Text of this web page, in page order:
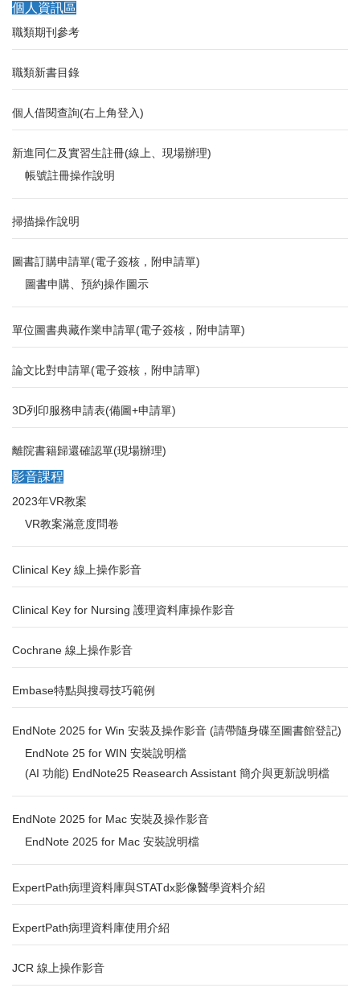
個人資訊區
職類期刊參考
職類新書目錄
個人借閱查詢(右上角登入)
新進同仁及實習生註冊(線上、現場辦理)
帳號註冊操作說明
掃描操作說明
圖書訂購申請單(電子簽核，附申請單)
圖書申購、預約操作圖示
單位圖書典藏作業申請單(電子簽核，附申請單)
論文比對申請單(電子簽核，附申請單)
3D列印服務申請表(備圖+申請單)
離院書籍歸還確認單(現場辦理)
影音課程
2023年VR教案
VR教案滿意度問卷
Clinical Key 線上操作影音
Clinical Key for Nursing 護理資料庫操作影音
Cochrane 線上操作影音
Embase特點與搜尋技巧範例
EndNote 2025 for Win 安裝及操作影音 (請帶隨身碟至圖書館登記)
EndNote 25 for WIN 安裝說明檔
(AI 功能) EndNote25 Reasearch Assistant 簡介與更新說明檔
EndNote 2025 for Mac 安裝及操作影音
EndNote 2025 for Mac 安裝說明檔
ExpertPath病理資料庫與STATdx影像醫學資料介紹
ExpertPath病理資料庫使用介紹
JCR 線上操作影音